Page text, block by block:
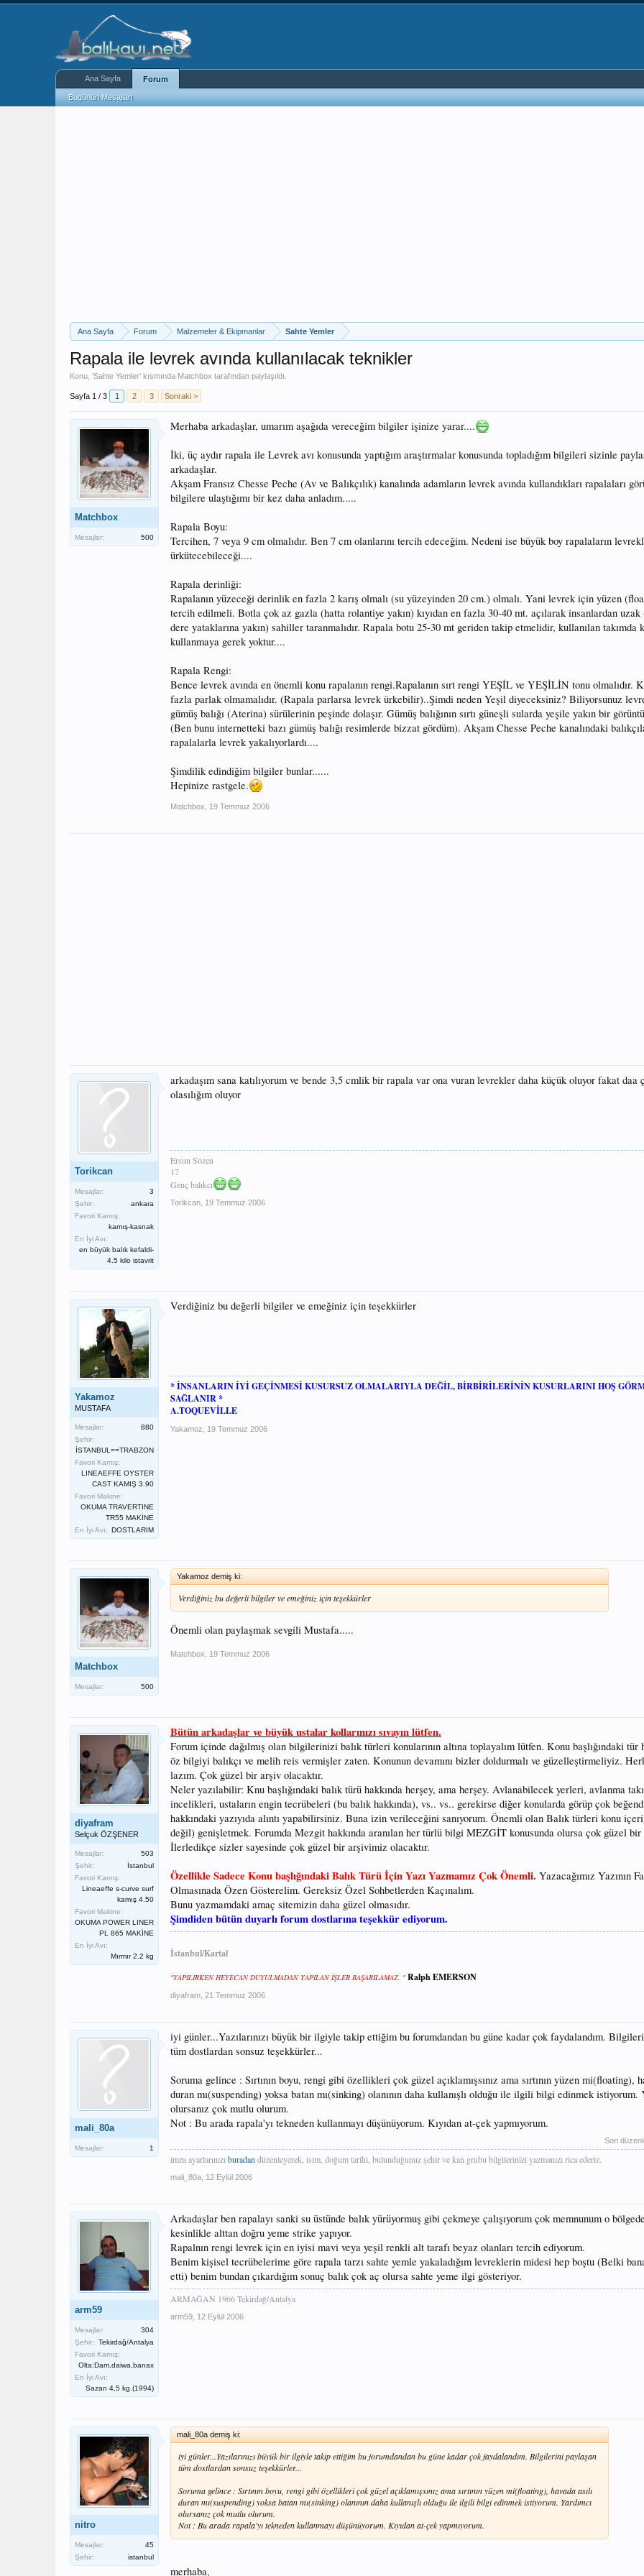
Ana Sayfa Forum Malzemeler & Ekipmanlar Sahte Yemler
Rapala ile levrek avında kullanılacak teknikler
Konu, 'Sahte Yemler' kısmında Matchbox tarafından paylaşıldı.
Sayfa 1 / 3 1 2 3 Sonraki >
Matchbox
Mesajlar: 500
Merhaba arkadaşlar, umarım aşağıda vereceğim bilgiler işinize yarar....
İki, üç aydır rapala ile Levrek avı konusunda yaptığım araştırmalar konusunda topladığım bilgileri sizinle
arkadaşlar.
Akşam Fransız Chesse Peche (Av ve Balıkçılık) kanalında adamların levrek avında kullandıkları rapalaları
bilgilere ulaştığımı bir kez daha anladım.....
Rapala Boyu:
Tercihen, 7 veya 9 cm olmalıdır. Ben 7 cm olanlarını tercih edeceğim. Nedeni ise büyük boy rapalaların
ürkütecebileceği....
Rapala derinliği:
Rapalanın yüzeceği derinlik en fazla 2 karış olmalı (su yüzeyinden 20 cm.) olmalı. Yani levrek için yüzen
tercih edilmeli. Botla çok az gazla (hatta rolantiye yakın) kıyıdan en fazla 30-40 mt. açılarak insanlardan
dere yataklarına yakın) sahiller taranmalıdır. Rapala botu 25-30 mt geriden takip etmelidir, kullanılan takımda
kullanmaya gerek yoktur....
Rapala Rengi:
Bence levrek avında en önemli konu rapalanın rengi.Rapalanın sırt rengi YEŞİL ve YEŞİLİN tonu olmalıdır.
fazla parlak olmamalıdır. (Rapala parlarsa levrek ürkebilir)..Şimdi neden Yeşil diyeceksiniz? Biliyorsunuz
gümüş balığı (Aterina) sürülerinin peşinde dolaşır. Gümüş balığının sırtı güneşli sularda yeşile yakın bir
(Ben bunu internetteki bazı gümüş balığı resimlerde bizzat gördüm). Akşam Chesse Peche kanalındaki
rapalalarla levrek yakalıyorlardı....
Şimdilik edindiğim bilgiler bunlar......
Hepinize rastgele.
Matchbox 19 Temmuz 2006
Torikcan
Mesajlar:
3
Şehir:
ankara
Favori Kamış:
kamış-kasnak
En İyi Avı:
en büyük balık kefaldi-
4.5 kilo istavrit
arkadaşım sana katılıyorum ve bende 3,5 cmlik bir rapala var ona vuran levrekler daha küçük oluyor fakat daa
olasılığım oluyor
Ersun Sözen
17
Genç balıkcı
Torikcan 19 Temmuz 2006
Yakamoz
MUSTAFA
Mesajlar:
880
Şehir:
İSTANBUL==TRABZON
Favori Kamış:
LINEAEFFE OYSTER
CAST KAMIŞ 3.90
Favori Makine:
OKUMA TRAVERTINE
TR55 MAKİNE
En İyi Avı: DOSTLARIM
Verdiğiniz bu değerli bilgiler ve emeğiniz için teşekkürler
* İNSANLARIN İYİ GEÇİNMESİ KUSURSUZ OLMALARIYLA DEĞİL, BİRBİRİLERİNİN KUSURLARINI HOŞ
SAĞLANIR *
A.TOQUEVİLLE
Yakamoz 19 Temmuz 2006
Matchbox
Mesajlar: 500
Yakamoz demiş ki:
Verdiğiniz bu değerli bilgiler ve emeğiniz için teşekkürler
Önemli olan paylaşmak sevgili Mustafa.....
Matchbox 19 Temmuz 2006
diyafram
Selçuk ÖZŞENER
Mesajlar:
503
Şehir:
İstanbul
Favori Kamış:
Lineaeffe s-curve surf
kamış 4.50
Favori Makine:
OKUMA POWER LINER
PL 865 MAKİNE
En İyi Avı:
Mırmır 2.2 kg
Bütün arkadaşlar ve büyük ustalar kollarınızı sıvayın lütfen.
Forum içinde dağılmış olan bilgilerinizi balık türleri konularının altına toplayalım lütfen. Konu başlığındaki tür
öz bilgiyi balıkçı ve melih reis vermişler zaten. Konunun devamını bizler doldurmalı ve güzelleştirmeliyiz.
lazım. Çok güzel bir arşiv olacaktır.
Neler yazılabilir: Knu başlığındaki balık türü hakkında herşey, ama herşey. Avlanabilecek yerleri, avlanma
incelikleri, ustaların engin tecrübeleri (bu balık hakkında), vs.. vs.. gerekirse diğer konularda görüp çok
hakkındaki yazıyıda alıntı yapabilirsiniz. Buna izin verileceğini sanıyorum. Önemli olan Balık türleri konu
değil) genişletmek. Forumda Mezgit hakkında aranılan her türlü bilgi MEZGİT konusunda olursa çok güzel bir
İlerledikçe sizler sayesinde çok güzel bir arşivimiz olacaktır.
Özellikle Sadece Konu başlığındaki Balık Türü İçin Yazı Yazmamız Çok Önemli. Yazacağımız Yazının
Olmasınada Özen Gösterelim. Gereksiz Özel Sohbetlerden Kaçınalım.
Bunu yazmamdaki amaç sitemizin daha güzel olmasıdır.
Şimdiden bütün duyarlı forum dostlarına teşekkür ediyorum.
İstanbul/Kartal
"YAPILIRKEN HEYECAN DUYULMADAN YAPILAN İŞLER BAŞARILAMAZ. " Ralph EMERSON
diyafram 21 Temmuz 2006
mali_80a
Mesajlar: 1
iyi günler...Yazılarınızı büyük bir ilgiyle takip ettiğim bu forumdandan bu güne kadar çok faydalandım.
tüm dostlardan sonsuz teşekkürler...
Soruma gelince : Sırtının boyu, rengi gibi özellikleri çok güzel açıklamışsınız ama sırtının yüzen mi(floating),
duran mı(suspending) yoksa batan mı(sinking) olanının daha kullanışlı olduğu ile ilgili bilgi edinmek istiyorum.
olursanız çok mutlu olurum.
Not : Bu arada rapala'yı tekneden kullanmayı düşünüyorum. Kıyıdan at-çek yapmıyorum.
Son
imza ayarlarınızı buradan düzenleyerek, isim, doğum tarihi, bulunduğunuz şehir ve kan grubu bilgilerinizi yazmanızı rica ederiz.
mali_80a 12 Eylül 2006
arm59
Mesajlar:
304
Şehir:
Tekirdağ/Antalya
Favori Kamış:
Olta:Dam,daiwa,banax
En İyi Avı:
Sazan 4,5 kg.(1994)
Arkadaşlar ben rapalayı sanki su üstünde balık yürüyormuş gibi çekmeye çalışıyorum çok memnunum o
kesinlikle alttan doğru yeme strike yapıyor.
Rapalnın rengi levrek için en iyisi mavi veya yeşil renkli alt tarafı beyaz olanları tercih ediyorum.
Benim kişisel tecrübelerime göre rapala tarzı sahte yemle yakaladığım levreklerin midesi hep boştu (Belki
etti) benim bundan çıkardığım sonuç balık çok aç olursa sahte yeme ilgi gösteriyor.
ARMAĞAN 1966 Tekirdağ/Antalya
arm59 12 Eylül 2006
nitro
Mesajlar:
45
Şehir:
istanbul
mali_80a demiş ki:
iyi günler...Yazılarınızı büyük bir ilgiyle takip ettiğim bu forumdandan bu güne kadar çok faydalandım. Bilgilerini paylaşan
tüm dostlardan sonsuz teşekkürler...
Soruma gelince : Sırtının boyu, rengi gibi özellikleri çok güzel açıklamışsınız ama sırtının yüzen mi(floating), havada asılı
duran mı(suspending) yoksa batan mı(sinking) olanının daha kullanışlı olduğu ile ilgili bilgi edinmek istiyorum. Yardımcı
olursanız çok mutlu olurum.
Not : Bu arada rapala'yı tekneden kullanmayı düşünüyorum. Kıyıdan at-çek yapmıyorum.
merhaba,
Ana Sayfa Forum
Bugünün Mesajları